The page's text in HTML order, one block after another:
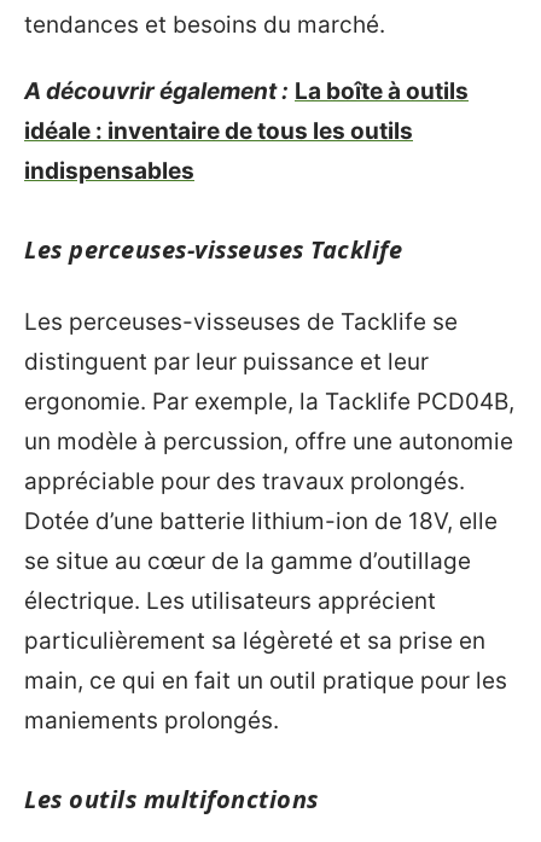
tendances et besoins du marché.
A découvrir également : La boîte à outils
idéale : inventaire de tous les outils
indispensables
Les perceuses-visseuses Tacklife
Les perceuses-visseuses de Tacklife se
distinguent par leur puissance et leur
ergonomie. Par exemple, la Tacklife PCD04B,
un modèle à percussion, offre une autonomie
appréciable pour des travaux prolongés.
Dotée d’une batterie lithium-ion de 18V, elle
se situe au cœur de la gamme d’outillage
électrique. Les utilisateurs apprécient
particulièrement sa légèreté et sa prise en
main, ce qui en fait un outil pratique pour les
maniements prolongés.
Les outils multifonctions